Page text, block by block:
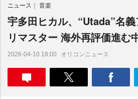
ニュース 音楽
宇多田ヒカル、“Utada”名
リマスター 海外再評価進む
2026-04-10 18:00 オリコンニュース